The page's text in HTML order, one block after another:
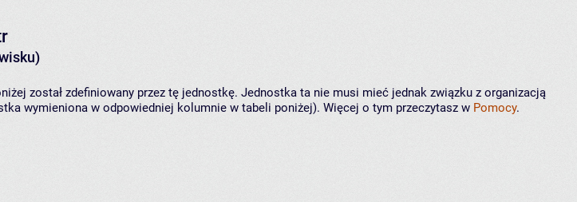
został zdefiniowany przez tę jednostkę. Jednostka ta nie musi mieć jednak związku z organizacją
wymieniona w odpowiedniej kolumnie w tabeli poniżej). Więcej o tym przeczytasz w Pomocy.